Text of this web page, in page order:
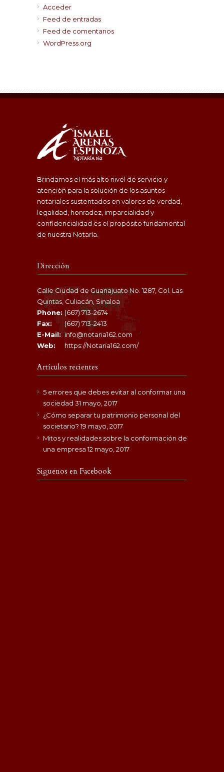
Acceder
Feed de entradas
Feed de comentarios
WordPress.org
Brindamos el más alto nivel de servicio y
atención para la solución de los asuntos
notariales sustentados en valores de verdad,
legalidad, honradez, imparcialidad y
confidencialidad es el propósito fundamental
de nuestra Notaría.
Dirección
Calle Ciudad de Guanajuato No. 1287, Col. Las
Quintas, Culiacán, Sinaloa
Phone: (667) 713-2674
Fax:
(667) 713-2413
E-Mail: info@notaria162.com
Web:
https://Notaria162.com/
Artículos recientes
5 errores que debes evitar al conformar una
sociedad 31 mayo, 2017
¿Cómo separar tu patrimonio personal del
societario? 19 mayo, 2017
Mitos y realidades sobre la conformación de
una empresa 12 mayo, 2017
Siguenos en Facebook